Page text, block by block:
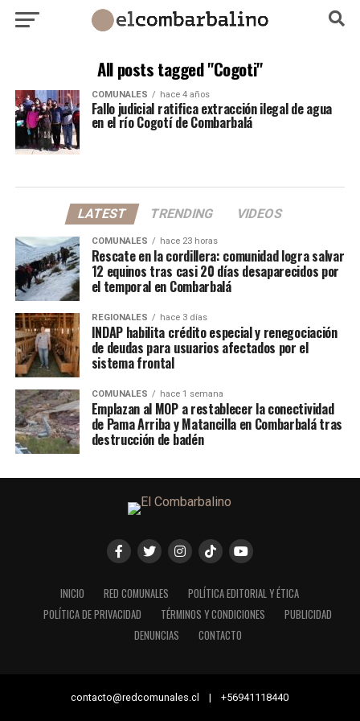
All posts tagged "Cogoti"
COMUNALES hace 4 años
Fallo judicial ratifica extracción ilegal de agua
en el río Cogotí de Combarbalá
LATEST TRENDING VIDEOS
COMUNALES hace 23 horas
Rescate en la cordillera: comunidad logra salvar
12 equinos tras casi 20 días desaparecidos por
el temporal en Combarbalá
REGIONALES hace 3 días
INDAP habilita crédito especial y renegociación
de deudas para usuarios afectados por el
sistema frontal
COMUNALES hace 1 semana
Emplazan al MOP a restablecer la conectividad
de Pama Arriba y Matancilla en Combarbalá tras
destrucción de badén
INICIO RED COMUNALES
POLÍTICA EDITORIAL Y ÉTICA
POLÍTICA DE PRIVACIDAD
TÉRMINOS Y CONDICIONES
PUBLICIDAD
DENUNCIAS
CONTACTO
contacto@redcomunales.cl | +56941118440